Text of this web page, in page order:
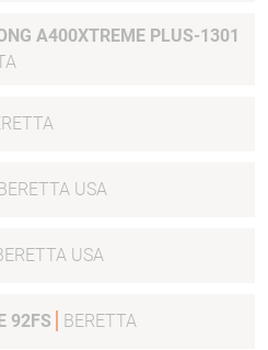
A400XTREME PLUS-1301
USA
USA
92FS BERETTA